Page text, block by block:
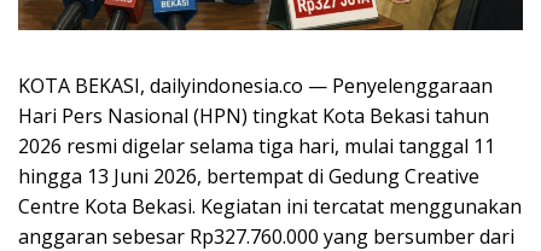
KOTA BEKASI, dailyindonesia.co — Penyelenggaraan
Hari Pers Nasional (HPN) tingkat Kota Bekasi tahun
2026 resmi digelar selama tiga hari, mulai tanggal 11
hingga 13 Juni 2026, bertempat di Gedung Creative
Centre Kota Bekasi. Kegiatan ini tercatat menggunakan
anggaran sebesar Rp327.760.000 yang bersumber dari